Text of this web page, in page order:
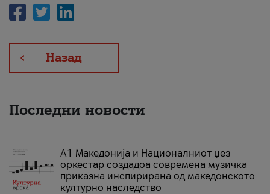
Назад
Последни новости
А1 Македонија и Националниот џез
оркестар создадоа современа музичка
приказна инспирирана од македонското
културно наследство